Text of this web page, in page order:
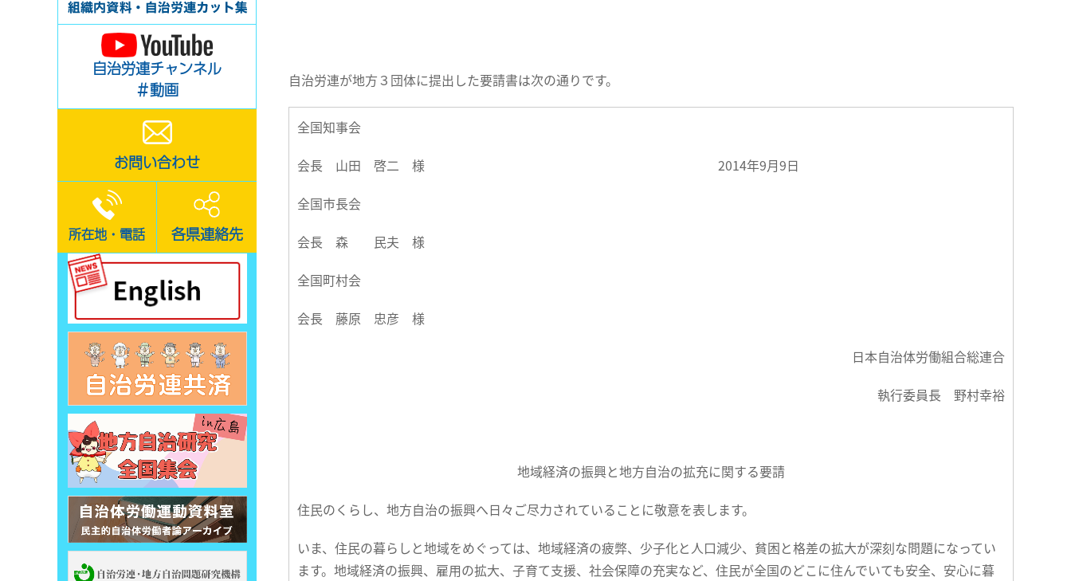
自治労連チャンネル
＃動画
お問い合わせ
所在地・電話 各県連絡先
自治労連が地方３団体に提出した要請書は次の通りです。
全国知事会
会長 山田 啓二 様 2014年9月9日
全国市長会
会長 森 民夫 様
全国町村会
会長 藤原 忠彦 様
日本自治体労働組合総連合
執行委員長 野村幸裕
地域経済の振興と地方自治の拡充に関する要請
住民のくらし、地方自治の振興へ日々ご尽力されていることに敬意を表します。
いま、住民の暮らしと地域をめぐっては、地域経済の疲弊、少子化と人口減少、貧困と格差の拡大が深刻な問題になってい
ます。地域経済の振興、雇用の拡大、子育て支援、社会保障の充実など、住民が全国のどこに住んでいても安全、安心に暮